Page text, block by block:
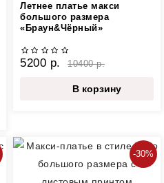
Летнее платье макси
большого размера
«Браун&Чёрный»
5200 р. 10400 р.
В корзину
-30%